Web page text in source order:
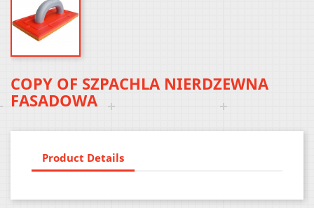
COPY OF SZPACHLA NIERDZEWNA
FASADOWA
Product Details